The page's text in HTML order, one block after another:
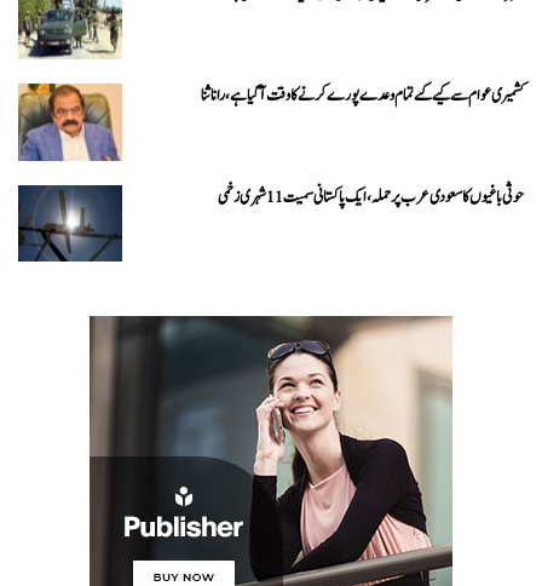
کشمیری عوام سے کیے گئے تمام وعدے پورے کرنے کا وقت آ گیا ہے، رانا ثنا
حوثی باغیوں کا سعودی عرب پر حملہ، ایک پاکستانی سمیت 11 شہری زخمی